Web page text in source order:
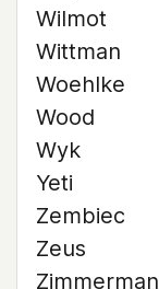
Wilmot
Wittman
Woehlke
Wood
Wyk
Yeti
Zembiec
Zeus
Zimmerman